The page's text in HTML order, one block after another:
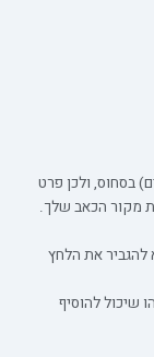
בסחוס, ולכן פרט
מקור הכאב שלך.
להגביר את הלחץ
שיכול להוסיף